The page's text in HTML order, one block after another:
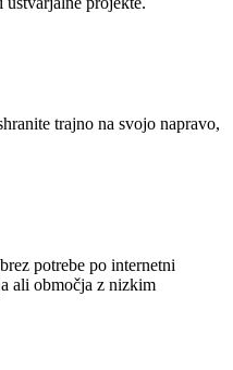
trajno na svojo napravo,
potrebe po internetni
ali območja z nizkim